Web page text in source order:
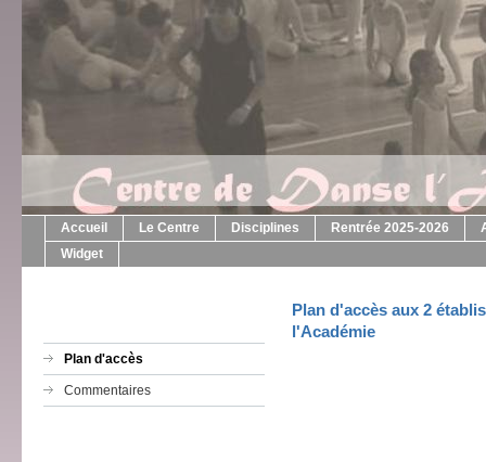
Accueil Le Centre Disciplines Rentrée 2025-2026
Widget
Plan d'accès
Commentaires
Plan d'accès aux 2
l'Académie